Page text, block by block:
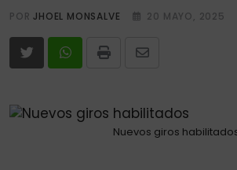
PORJHOEL MONSALVE 20 MAYO, 2025
Print
Share
Nuevos giros